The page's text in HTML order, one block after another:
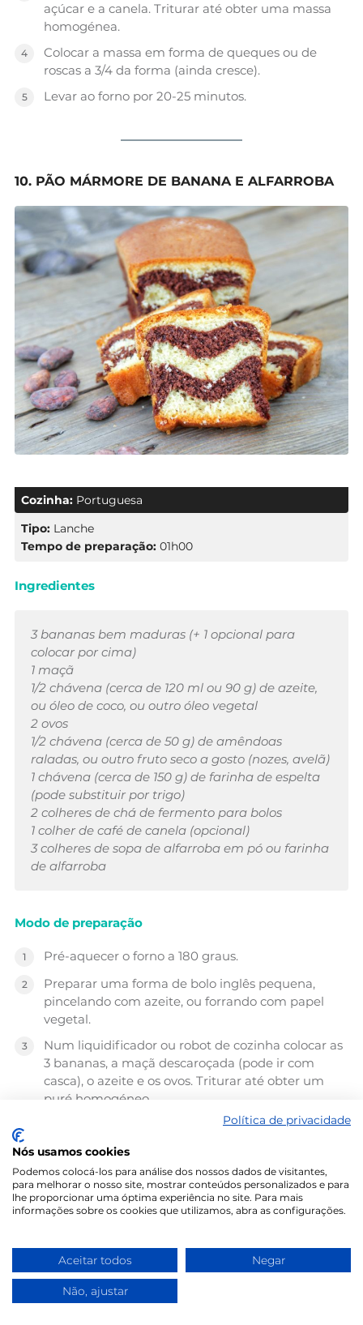
açúcar e a canela. Triturar até obter uma massa
homogénea.
Colocar a massa em forma de queques ou de
roscas a 3/4 da forma (ainda cresce).
Levar ao forno por 20-25 minutos.
10. PÃO MÁRMORE DE BANANA E ALFARROBA
Cozinha: Portuguesa
Tipo: Lanche
Tempo de preparação: 01h00
Ingredientes
3 bananas bem maduras (+ 1 opcional para
colocar por cima)
1 maçã
1/2 chávena (cerca de 120 ml ou 90 g) de azeite,
ou óleo de coco, ou outro óleo vegetal
2 ovos
1/2 chávena (cerca de 50 g) de amêndoas
raladas, ou outro fruto seco a gosto (nozes, avelã)
1 chávena (cerca de 150 g) de farinha de espelta
(pode substituir por trigo)
2 colheres de chá de fermento para bolos
1 colher de café de canela (opcional)
3 colheres de sopa de alfarroba em pó ou farinha
de alfarroba
Modo de preparação
Pré-aquecer o forno a 180 graus.
Preparar uma forma de bolo inglês pequena,
pincelando com azeite, ou forrando com papel
vegetal.
Num liquidificador ou robot de cozinha colocar as
3 bananas, a maçã descaroçada (pode ir com
casca), o azeite e os ovos. Triturar até obter um
puré homogéneo.
Numa taça, colocar a amêndoa ralada, a farinha e
juntar o puré anterior. Envolver bem até ficar sem
grumos.
Separar a massa em 2 partes e juntar a alfarroba a
uma das partes.
Dispor as duas massas alternadas na forma, sem
mexer para não misturar demasiado, e levar ao
forno por 35-40 minutos (ir verificando com um
palito).
Política de privacidade
Nós usamos cookies
Podemos colocá-los para análise dos nossos dados de visitantes,
para melhorar o nosso site, mostrar conteúdos personalizados e para
lhe proporcionar uma óptima experiência no site. Para mais
informações sobre os cookies que utilizamos, abra as configurações.
Aceitar todos Negar
Não, ajustar